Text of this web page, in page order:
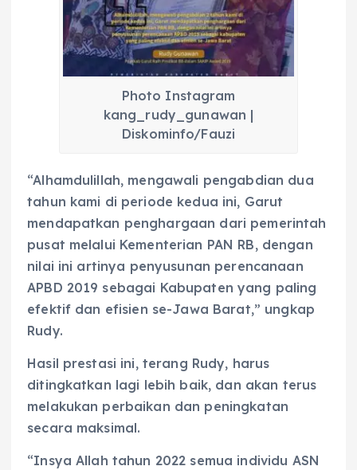
Photo Instagram
kang_rudy_gunawan |
Diskominfo/Fauzi
“Alhamdulillah, mengawali pengabdian dua
tahun kami di periode kedua ini, Garut
mendapatkan penghargaan dari pemerintah
pusat melalui Kementerian PAN RB, dengan
nilai ini artinya penyusunan perencanaan
APBD 2019 sebagai Kabupaten yang paling
efektif dan efisien se-Jawa Barat,” ungkap
Rudy.
Hasil prestasi ini, terang Rudy, harus
ditingkatkan lagi lebih baik, dan akan terus
melakukan perbaikan dan peningkatan
secara maksimal.
“Insya Allah tahun 2022 semua individu ASN